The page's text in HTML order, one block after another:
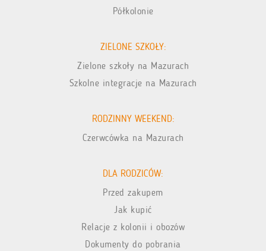
Półkolonie
ZIELONE SZKOŁY:
Zielone szkoły na Mazurach
Szkolne integracje na Mazurach
RODZINNY WEEKEND:
Czerwcówka na Mazurach
DLA RODZICÓW:
Przed zakupem
Jak kupić
Relacje z kolonii i obozów
Dokumenty do pobrania